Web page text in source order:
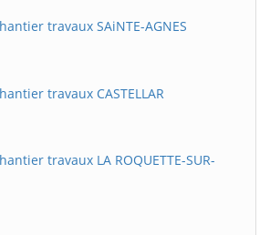
travaux SAiNTE-AGNES
travaux CASTELLAR
travaux LA ROQUETTE-SUR-